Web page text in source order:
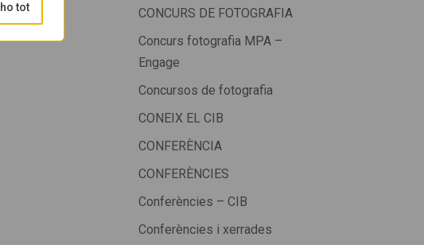
tot
CONCURS DE FOTOGRAFIA
Concurs fotografia MPA –
Engage
Concursos de fotografia
CONEIX EL CIB
CONFERÈNCIA
CONFERÈNCIES
Conferències – CIB
Conferències i xerrades